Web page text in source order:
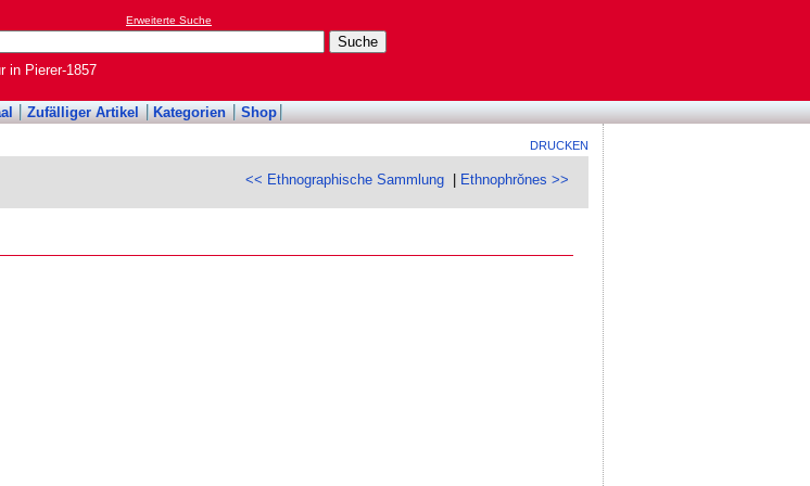
Erweiterte Suche
in Pierer-1857
Zufälliger Artikel Kategorien Shop
DRUCKEN
<< Ethnographische Sammlung Ethnophrŏnes >>